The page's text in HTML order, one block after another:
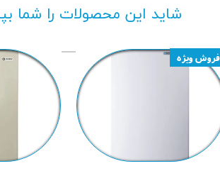
شاید این محصولات را شما
فروش ویژه